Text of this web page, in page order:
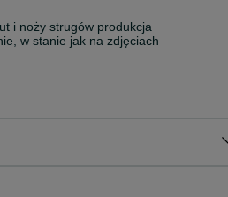
i noży strugów produkcja
w stanie jak na zdjęciach